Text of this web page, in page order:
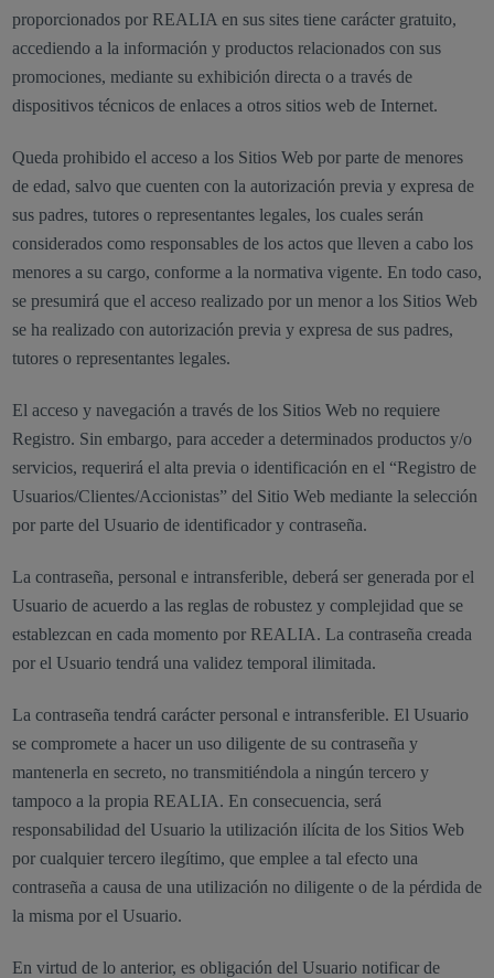
proporcionados por REALIA en sus sites tiene carácter gratuito,
accediendo a la información y productos relacionados con sus
promociones, mediante su exhibición directa o a través de
dispositivos técnicos de enlaces a otros sitios web de Internet.
Queda prohibido el acceso a los Sitios Web por parte de menores
de edad, salvo que cuenten con la autorización previa y expresa de
sus padres, tutores o representantes legales, los cuales serán
considerados como responsables de los actos que lleven a cabo los
menores a su cargo, conforme a la normativa vigente. En todo caso,
se presumirá que el acceso realizado por un menor a los Sitios Web
se ha realizado con autorización previa y expresa de sus padres,
tutores o representantes legales.
El acceso y navegación a través de los Sitios Web no requiere
Registro. Sin embargo, para acceder a determinados productos y/o
servicios, requerirá el alta previa o identificación en el “Registro de
Usuarios/Clientes/Accionistas” del Sitio Web mediante la selección
por parte del Usuario de identificador y contraseña.
La contraseña, personal e intransferible, deberá ser generada por el
Usuario de acuerdo a las reglas de robustez y complejidad que se
establezcan en cada momento por REALIA. La contraseña creada
por el Usuario tendrá una validez temporal ilimitada.
La contraseña tendrá carácter personal e intransferible. El Usuario
se compromete a hacer un uso diligente de su contraseña y
mantenerla en secreto, no transmitiéndola a ningún tercero y
tampoco a la propia REALIA. En consecuencia, será
responsabilidad del Usuario la utilización ilícita de los Sitios Web
por cualquier tercero ilegítimo, que emplee a tal efecto una
contraseña a causa de una utilización no diligente o de la pérdida de
la misma por el Usuario.
En virtud de lo anterior, es obligación del Usuario notificar de